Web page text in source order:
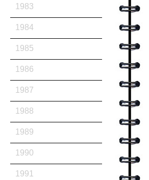
1983
1984
1985
1986
1987
1988
1989
1990
1991